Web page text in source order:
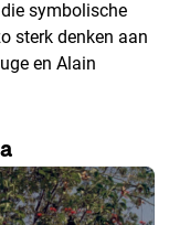
symbolische
sterk denken aan
en Alain